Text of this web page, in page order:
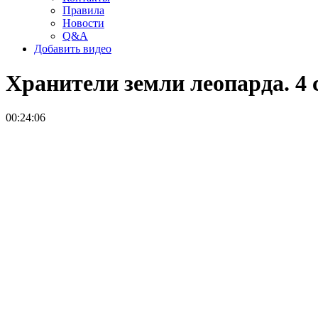
Правила
Новости
Q&A
Добавить видео
Хранители земли леопарда. 4
00:24:06